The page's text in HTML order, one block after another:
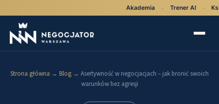
Strona główna → Blog → Asertywność w negocjacjach – jak bronić swoich
warunków bez agresji
Akademia · Trener AI ·